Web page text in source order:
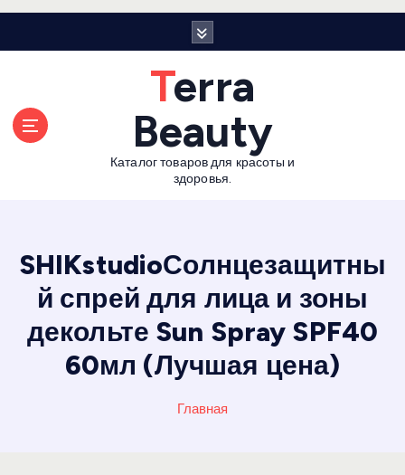
Terra
Beauty
Каталог товаров для красоты и
здоровья.
SHIKstudioСолнцезащитны
й спрей для лица и зоны
декольте Sun Spray SPF40
60мл (Лучшая цена)
Главная